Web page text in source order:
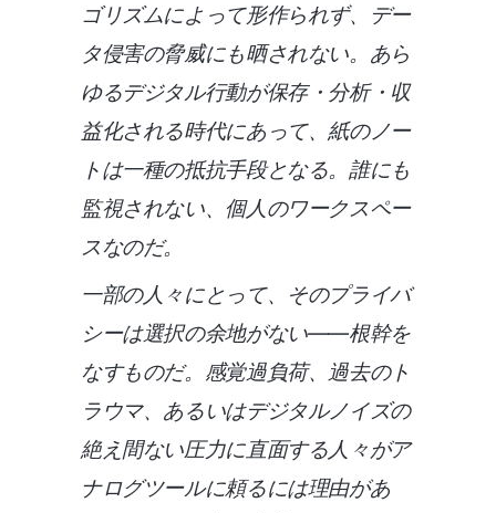
ゴリズムによって形作られず、デー
タ侵害の脅威にも晒されない。あら
ゆるデジタル行動が保存・分析・収
益化される時代にあって、紙のノー
トは一種の抵抗手段となる。誰にも
監視されない、個人のワークスペー
スなのだ。
一部の人々にとって、そのプライバ
シーは選択の余地がない——根幹を
なすものだ。感覚過負荷、過去のト
ラウマ、あるいはデジタルノイズの
絶え間ない圧力に直面する人々がア
ナログツールに頼るには理由があ